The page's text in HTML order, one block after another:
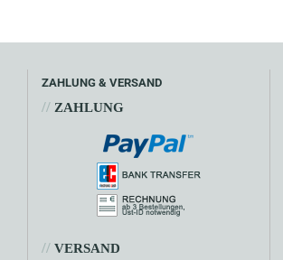
ZAHLUNG & VERSAND
// ZAHLUNG
// VERSAND